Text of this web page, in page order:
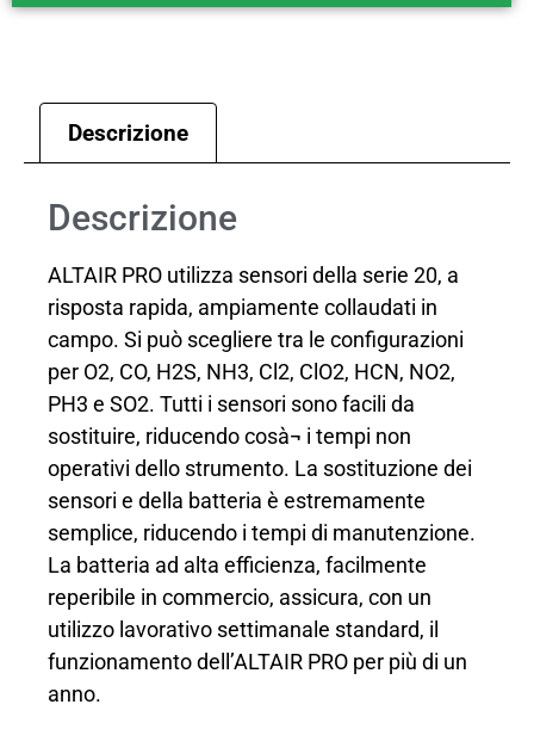
Descrizione
Descrizione
ALTAIR PRO utilizza sensori della serie 20, a
risposta rapida, ampiamente collaudati in
campo. Si può scegliere tra le configurazioni
per O2, CO, H2S, NH3, Cl2, ClO2, HCN, NO2,
PH3 e SO2. Tutti i sensori sono facili da
sostituire, riducendo cosà¬ i tempi non
operativi dello strumento. La sostituzione dei
sensori e della batteria è estremamente
semplice, riducendo i tempi di manutenzione.
La batteria ad alta efficienza, facilmente
reperibile in commercio, assicura, con un
utilizzo lavorativo settimanale standard, il
funzionamento dell’ALTAIR PRO per più di un
anno.